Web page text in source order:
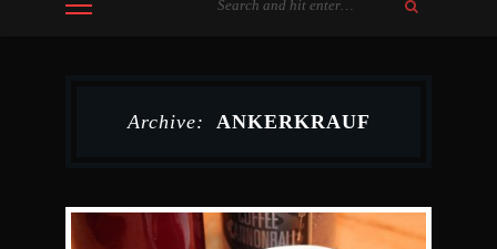
Archive: ANKERKRAUF